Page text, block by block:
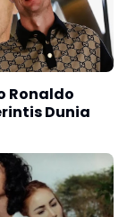
Ronaldo
Dunia